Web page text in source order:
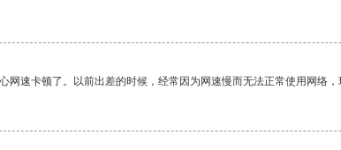
速卡顿了。以前出差的时候，经常因为网速慢而无法正常使用网络，